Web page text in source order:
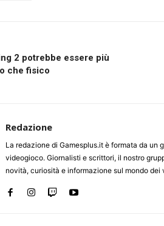
2 potrebbe essere più
che fisico
Redazione
La redazione di Gamesplus.it è formata da un
videogioco. Giornalisti e scrittori, il nostro
novità, curiosità e informazione sul mondo dei